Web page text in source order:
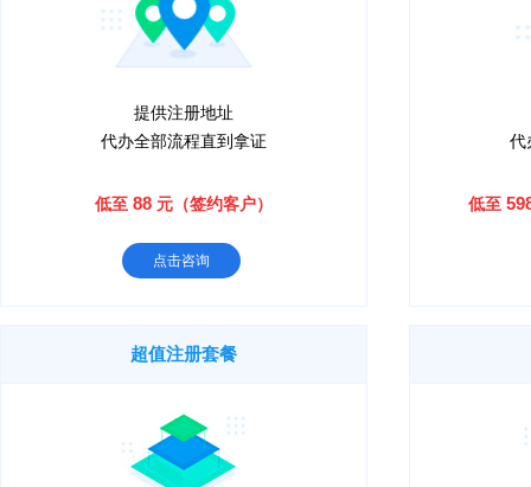
提供注册地址
代办全部流程直到拿证
低至 88 元（签约客户）
点击咨询
代
低至
超值注册套餐